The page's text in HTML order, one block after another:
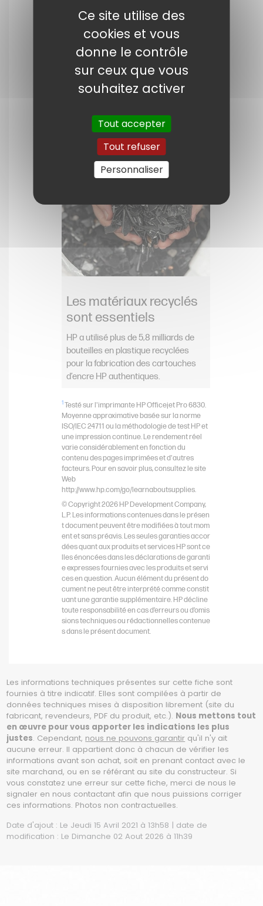
Conserver vos
documents et vos
souvenirs mémorables
Choisissez l’encre HP authentique
pour imprimer des documents nets
Les matériaux recyclés
sont essentiels
HP a utilisé plus de 5,8 milliards de
bouteilles en plastique recyclées
pour la fabrication des cartouches
d’encre HP authentiques.
1 Testé sur l'imprimante HP Officejet Pro 6830.
Moyenne approximative basée sur la norme
ISO/IEC 24711 ou la méthodologie de test HP et
une impression continue. Le rendement réel
varie considérablement en fonction du
contenu des pages imprimées et d'autres
facteurs. Pour en savoir plus, consultez le site
Web
http://www.hp.com/go/learnaboutsupplies.
© Copyright 2026 HP Development Company,
L.P. Les informations contenues dans le présen
t document peuvent être modifiées à tout mom
ent et sans préavis. Les seules garanties accor
dées quant aux produits et services HP sont ce
lles énoncées dans les déclarations de garanti
e expresses fournies avec les produits et servi
ces en question. Aucun élément du présent do
cument ne peut être interprété comme constit
uant une garantie supplémentaire. HP décline
toute responsabilité en cas d’erreurs ou d’omis
sions techniques ou rédactionnelles contenue
s dans le présent document.
Les informations techniques présentes sur cette fiche sont
fournies à titre indicatif. Elles sont compilées à partir de
données techniques mises à disposition librement (site du
fabricant, revendeurs, PDF du produit, etc.). Nous mettons tout
en œuvre pour vous apporter les indications les plus
justes. Cependant, nous ne pouvons garantir qu'il n'y ait
aucune erreur. Il appartient donc à chacun de vérifier les
informations avant son achat, soit en prenant contact avec le
site marchand, ou en se référant au site du constructeur. Si
vous constatez une erreur sur cette fiche, merci de nous le
signaler en nous contactant afin que nous puissions corriger
ces informations. Photos non contractuelles.
Date d'ajout : Le Jeudi 15 Avril 2021 à 13h58 | date de
modification : Le Dimanche 02 Aout 2026 à 11h39
Ce site utilise des
cookies et vous
donne le contrôle
sur ceux que vous
souhaitez activer
Tout accepter
Tout refuser
Personnaliser